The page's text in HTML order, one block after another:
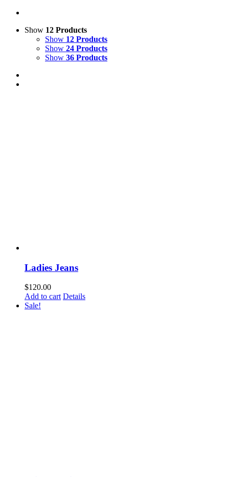
Show 12 Products
Show 12 Products
Show 24 Products
Show 36 Products
Ladies Jeans
$120.00
Add to cart Details
Sale!